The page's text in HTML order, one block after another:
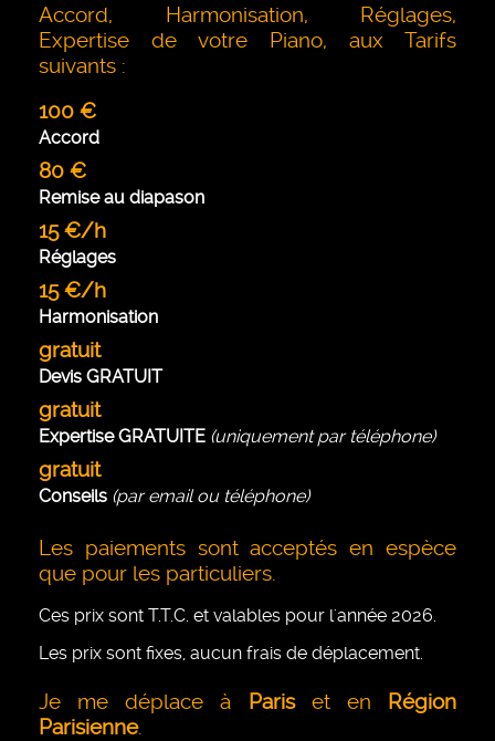
Accord, Harmonisation, Réglages,
Expertise de votre Piano, aux Tarifs
suivants :
100 €
Accord
80 €
Remise au diapason
15 €/h
Réglages
15 €/h
Harmonisation
gratuit
Devis GRATUIT
gratuit
Expertise GRATUITE (uniquement par téléphone)
gratuit
Conseils (par email ou téléphone)
Les paiements sont acceptés en espèce
que pour les particuliers.
Ces prix sont T.T.C. et valables pour l'année 2026.
Les prix sont fixes, aucun frais de déplacement.
Je me déplace à Pariset en Région
Parisienne.